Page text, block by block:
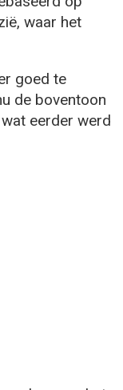
waar het
goed te
de boventoon
eerder werd